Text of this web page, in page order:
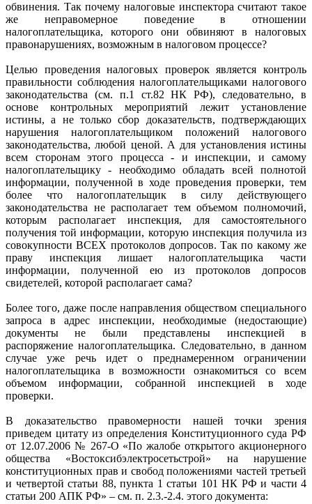
обвинения. Так почему налоговые инспектора считают такое
же неправомерное поведение в отношении
налогоплательщика, которого они обвиняют в налоговых
правонарушениях, возможным в налоговом процессе?
Целью проведения налоговых проверок является контроль
правильности соблюдения налогоплательщиками налогового
законодательства (см. п.1 ст.82 НК РФ), следовательно, в
основе контрольных мероприятий лежит установление
истины, а не только сбор доказательств, подтверждающих
нарушения налогоплательщиком положений налогового
законодательства, любой ценой. А для установления истины
всем сторонам этого процесса - и инспекции, и самому
налогоплательщику - необходимо обладать всей полнотой
информации, полученной в ходе проведения проверки, тем
более что налогоплательщик в силу действующего
законодательства не располагает тем объемом полномочий,
которым располагает инспекция, для самостоятельного
получения той информации, которую инспекция получила из
совокупности ВСЕХ протоколов допросов. Так по какому же
праву инспекция лишает налогоплательщика части
информации, полученной ею из протоколов допросов
свидетелей, которой располагает сама?
Более того, даже после направления обществом специального
запроса в адрес инспекции, необходимые (недостающие)
документы не были представлены инспекцией в
распоряжение налогоплательщика. Следовательно, в данном
случае уже речь идет о преднамеренном ограничении
налогоплательщика в возможности ознакомиться со всем
объемом информации, собранной инспекцией в ходе
проверки.
В доказательство правомерности нашей точки зрения
приведем цитату из определения Конституционного суда РФ
от 12.07.2006 № 267-О «По жалобе открытого акционерного
общества «Востоксибэлектросетьстрой» на нарушение
конституционных прав и свобод положениями частей третьей
и четвертой статьи 88, пункта 1 статьи 101 НК РФ и части 4
статьи 200 АПК РФ» – см. п. 2.3.-2.4. этого документа: